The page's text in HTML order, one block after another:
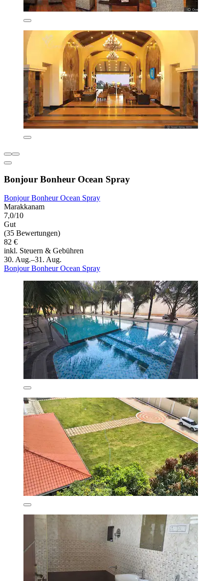
Bonjour Bonheur Ocean Spray
Bonjour Bonheur Ocean Spray
Marakkanam
7,0/10
Gut
(35 Bewertungen)
82 €
inkl. Steuern & Gebühren
30. Aug.–31. Aug.
Bonjour Bonheur Ocean Spray